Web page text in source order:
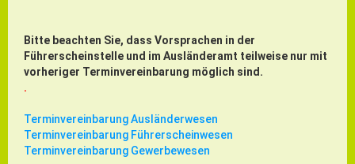
ÖPNV
Engagement, Ehrenamt & Vereine
Kultur
Bitte beachten Sie, dass Vorsprachen in der
Führerscheinstelle und im Ausländeramt teilweise nur mit
vorheriger Terminvereinbarung möglich sind.
.
Terminvereinbarung Ausländerwesen
Terminvereinbarung Führerscheinwesen
Terminvereinbarung Gewerbewesen